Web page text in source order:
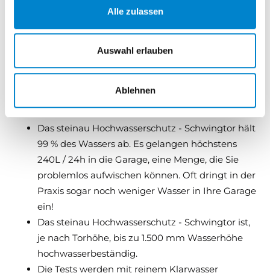
Alle zulassen
Auswahl erlauben
Ablehnen
Hochwasserbeständig entsprechend der IFT
Das steinau Hochwasserschutz - Schwingtor hält
99 % des Wassers ab. Es gelangen höchstens
240L / 24h in die Garage, eine Menge, die Sie
problemlos aufwischen können. Oft dringt in der
Praxis sogar noch weniger Wasser in Ihre Garage
ein!
Das steinau Hochwasserschutz - Schwingtor ist,
je nach Torhöhe, bis zu 1.500 mm Wasserhöhe
hochwasserbeständig.
Die Tests werden mit reinem Klarwasser